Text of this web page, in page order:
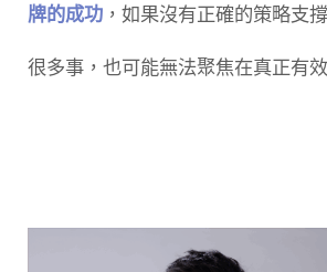
牌的成功 ，如果沒有正確的策略支
很多事，也可能無法聚焦在真正有